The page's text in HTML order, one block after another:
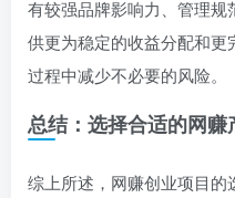
有较强品牌影响力、管理
供更为稳定的收益分配和
过程中减少不必要的风险。
总结：选择合适的网
综上所述，网赚创业项目的